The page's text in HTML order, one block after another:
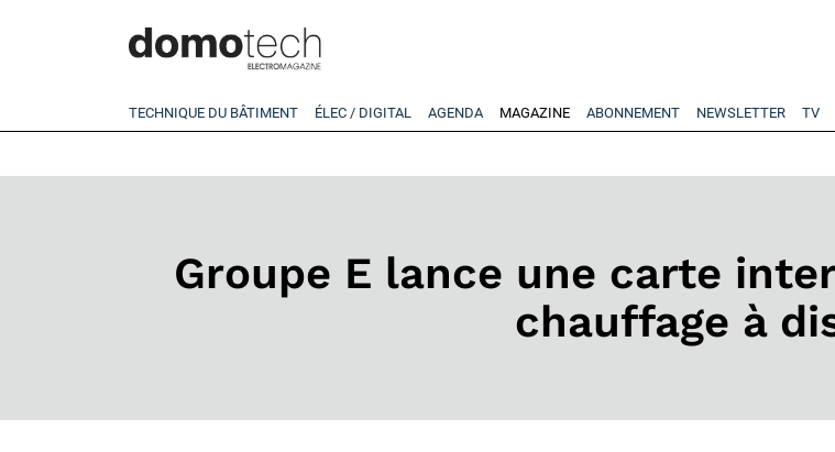
TECHNIQUE DU BÂTIMENT ÉLEC / DIGITAL AGENDA MAGAZINE ABONNEMENT NEWSLETTER TV
Groupe E lance une carte
chauffage à